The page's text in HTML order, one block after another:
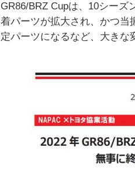
GR86/BRZ Cupは、10シー
着パーツが拡大され、かつ当
定パーツになるなど、大きな